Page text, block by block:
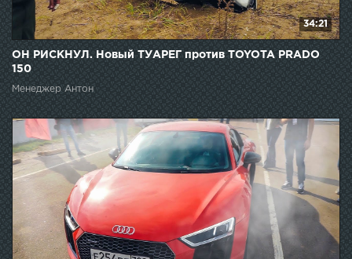
34:21
ОН РИСКНУЛ. Новый ТУАРЕГ против TOYOTA PRADO
150
Менеджер Антон